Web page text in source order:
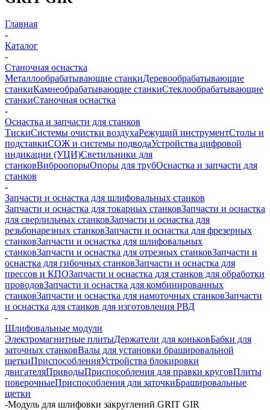
Главная
-
Каталог
-
Станочная оснастка
Металлообрабатывающие станкиДеревообрабатывающие
станкиКамнеобрабатывающие станкиСтеклообрабатывающие
станкиСтаночная оснастка
-
Оснастка и запчасти для станков
ТискиСистемы очистки воздухаРежущий инструментСтолы и
подставкиСОЖ и системы подводаУстройства цифровой
индикации (УЦИ)Светильники для
станковВиброопорыОпоры для трубОснастка и запчасти для
станков
-
Запчасти и оснастка для шлифовальных станков
Запчасти и оснастка для токарных станковЗапчасти и оснастка
для сверлильных станковЗапчасти и оснастка для
резьбонарезных станковЗапчасти и оснастка для фрезерных
станковЗапчасти и оснастка для шлифовальных
станковЗапчасти и оснастка для отрезных станковЗапчасти и
оснастка для гибочных станковЗапчасти и оснастка для
прессов и КПОЗапчасти и оснастка для станков для обработки
проводовЗапчасти и оснастка для комбинированных
станковЗапчасти и оснастка для намоточных станковЗапчасти
и оснастка для станков для изготовления РВД
-
Шлифовальные модули
Электромагнитные плитыДержатели для коньковБабки для
заточных станковВалы для установки брашировальной
щеткиПриспособленияУстройства блокировки
двигателяПриводыПриспособления для правки круговПлиты
поверочныеПриспособления для заточкиБрашировальные
щетки
-Модуль для шлифовки закруглений GRIT GIR